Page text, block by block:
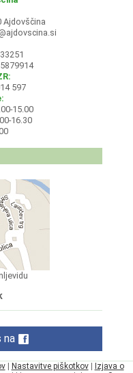
Ajdovščina
5879914
597
15.00
16.30
na
| Nastavitve piškotkov|
Izjava o